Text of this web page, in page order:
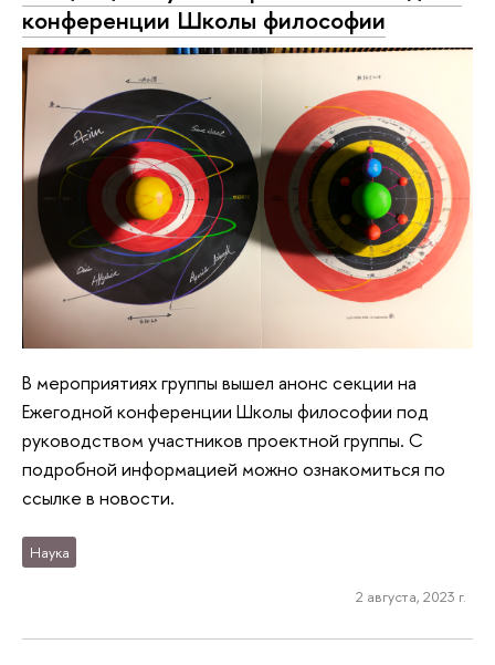
конференции Школы философии
В мероприятиях группы вышел анонс секции на
Ежегодной конференции Школы философии под
руководством участников проектной группы. С
подробной информацией можно ознакомиться по
ссылке в новости.
Наука
2 августа, 2023 г.